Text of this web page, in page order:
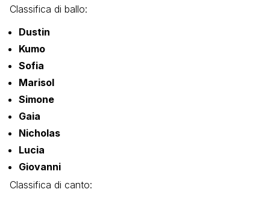
Classifica di ballo:
Dustin
Kumo
Sofia
Marisol
Simone
Gaia
Nicholas
Lucia
Giovanni
Classifica di canto: